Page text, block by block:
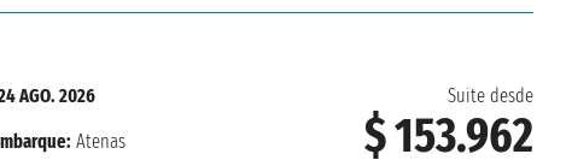
Suite desde
$ 153.962
AGO. 2026
Atenas